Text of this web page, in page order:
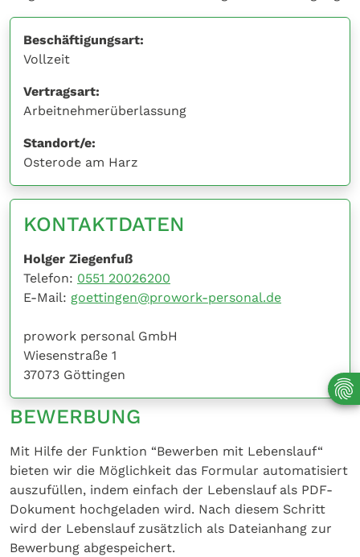
Beschäftigungsart:
Vollzeit
Vertragsart:
Arbeitnehmerüberlassung
Standort/e:
Osterode am Harz
KONTAKTDATEN
Holger Ziegenfuß
Telefon: 0551 20026200
E-Mail: goettingen@prowork-personal.de
prowork personal GmbH
Wiesenstraße 1
37073 Göttingen
BEWERBUNG
Mit Hilfe der Funktion “Bewerben mit Lebenslauf“
bieten wir die Möglichkeit das Formular automatisiert
auszufüllen, indem einfach der Lebenslauf als PDF-
Dokument hochgeladen wird. Nach diesem Schritt
wird der Lebenslauf zusätzlich als Dateianhang zur
Bewerbung abgespeichert.